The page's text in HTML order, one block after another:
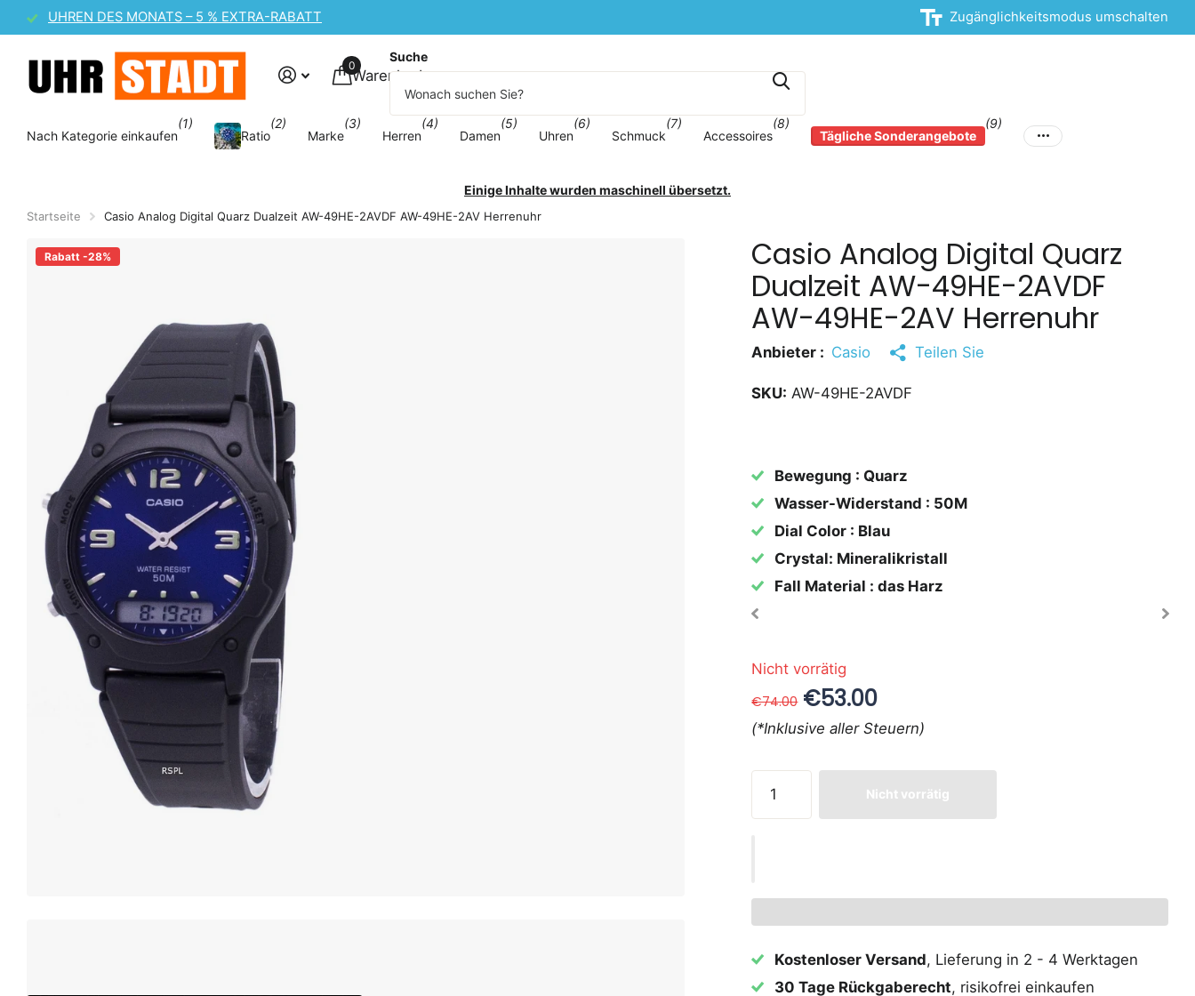
UHREN DES MONATS – 5 % EXTRA-RABATT Zugänglichkeitsmodus umschalten
Suche
Warenkorb
0
Nach Kategorie einkaufen
(1)
Ratio
(2)
Marke
(3)
Herren
(4)
Damen
(5)
Uhren
(6)
Schmuck
(7)
Accessoires
(8)
Tägliche Sonderangebote
(9)
Einige Inhalte wurden maschinell übersetzt.
Startseite Casio Analog Digital Quarz Dualzeit AW-49HE-2AVDF AW-49HE-2AV Herrenuhr
Rabatt -28%
Casio Analog Digital Quarz
Dualzeit AW-49HE-2AVDF
AW-49HE-2AV Herrenuhr
Anbieter : Casio Teilen Sie
SKU: AW-49HE-2AVDF
Bewegung : Quarz
Wasser-Widerstand : 50M
Dial Color : Blau
Crystal: Mineralikristall
Fall Material : das Harz
Nicht vorrätig
€74.00€53.00
(*Inklusive aller Steuern)
Nicht vorrätig
Kostenloser Versand, Lieferung in 2 - 4 Werktagen
30 Tage Rückgaberecht, risikofrei einkaufen